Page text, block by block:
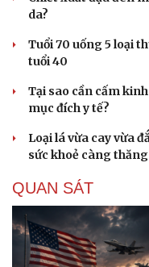
da?
Tuổi 70 uống 5 loại
tuổi 40
Tại sao cần cấm
mục đích y tế?
Loại lá vừa cay vừa
sức khoẻ càng
QUAN SÁT